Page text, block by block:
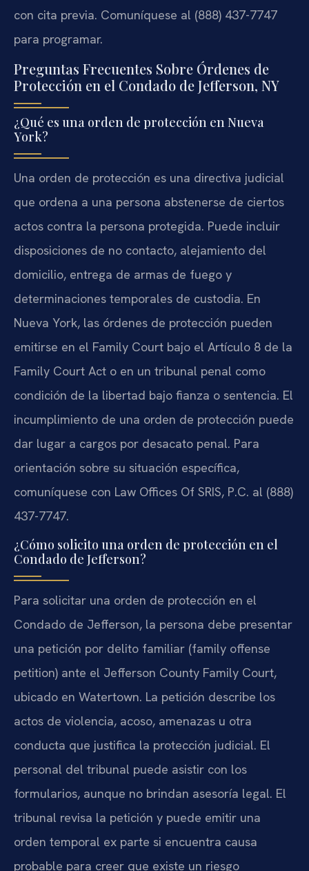
con cita previa. Comuníquese al (888) 437-7747
para programar.
Preguntas Frecuentes Sobre Órdenes de
Protección en el Condado de Jefferson, NY
¿Qué es una orden de protección en Nueva
York?
Una orden de protección es una directiva judicial
que ordena a una persona abstenerse de ciertos
actos contra la persona protegida. Puede incluir
disposiciones de no contacto, alejamiento del
domicilio, entrega de armas de fuego y
determinaciones temporales de custodia. En
Nueva York, las órdenes de protección pueden
emitirse en el Family Court bajo el Artículo 8 de la
Family Court Act o en un tribunal penal como
condición de la libertad bajo fianza o sentencia. El
incumplimiento de una orden de protección puede
dar lugar a cargos por desacato penal. Para
orientación sobre su situación específica,
comuníquese con Law Offices Of SRIS, P.C. al (888)
437-7747.
¿Cómo solicito una orden de protección en el
Condado de Jefferson?
Para solicitar una orden de protección en el
Condado de Jefferson, la persona debe presentar
una petición por delito familiar (family offense
petition) ante el Jefferson County Family Court,
ubicado en Watertown. La petición describe los
actos de violencia, acoso, amenazas u otra
conducta que justifica la protección judicial. El
personal del tribunal puede asistir con los
formularios, aunque no brindan asesoría legal. El
tribunal revisa la petición y puede emitir una
orden temporal ex parte si encuentra causa
probable para creer que existe un riesgo